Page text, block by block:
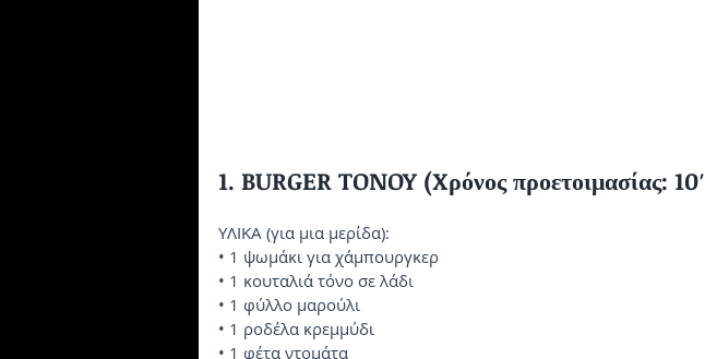
1. BURGER TONOY (Xρόνος προετοιμασίας:
YΛIKA (για μια μερίδα):
• 1 ψωμάκι για χάμπουργκερ
• 1 κουταλιά τόνο σε λάδι
• 1 φύλλο μαρούλι
• 1 ροδέλα κρεμμύδι
• 1 φέτα ντομάτα